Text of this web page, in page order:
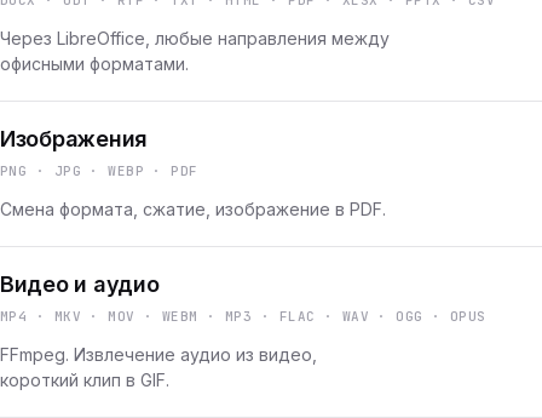
Через LibreOffice, любые направления между
офисными форматами.
Изображения
PNG · JPG · WEBP · PDF
Смена формата, сжатие, изображение в PDF.
Видео и аудио
MP4 · MKV · MOV · WEBM · MP3 · FLAC · WAV · OGG · OPUS
FFmpeg. Извлечение аудио из видео,
короткий клип в GIF.